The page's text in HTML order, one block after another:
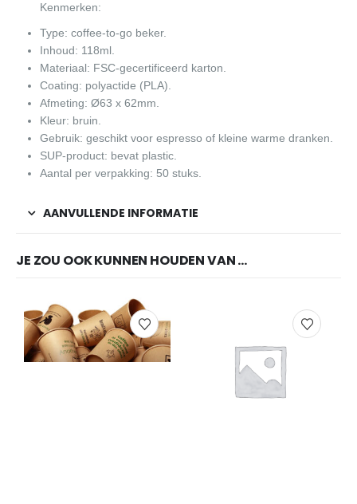
Kenmerken:
Type: coffee-to-go beker.
Inhoud: 118ml.
Materiaal: FSC-gecertificeerd karton.
Coating: polyactide (PLA).
Afmeting: Ø63 x 62mm.
Kleur: bruin.
Gebruik: geschikt voor espresso of kleine warme dranken.
SUP-product: bevat plastic.
Aantal per verpakking: 50 stuks.
AANVULLENDE INFORMATIE
JE ZOU OOK KUNNEN HOUDEN VAN …